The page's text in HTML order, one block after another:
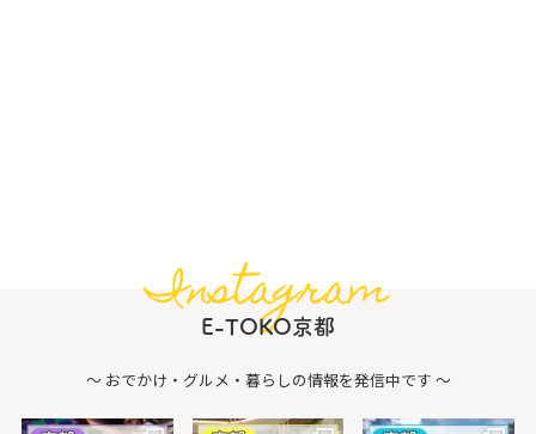
Instagram
E-TOKO京都
〜 おでかけ・グルメ・暮らしの情報を発信中です 〜